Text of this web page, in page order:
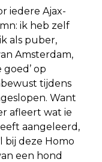
iedere Ajax-
ik heb zelf
als puber,
Amsterdam,
op
tijdens
Want
afleert wat ie
aangeleerd,
bij deze Homo
een hond